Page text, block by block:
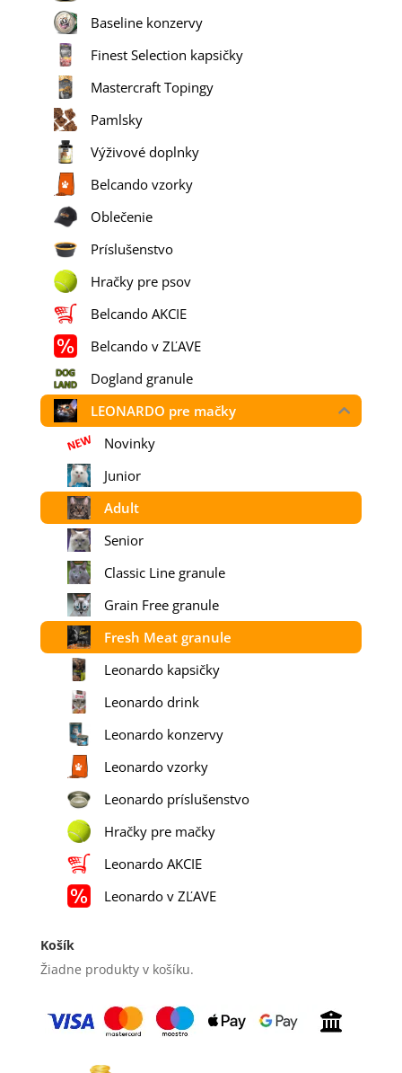
Baseline konzervy
Finest Selection kapsičky
Mastercraft Topingy
Pamlsky
Výživové doplnky
Belcando vzorky
Oblečenie
Príslušenstvo
Hračky pre psov
Belcando AKCIE
Belcando v ZĽAVE
Dogland granule
LEONARDO pre mačky
Novinky
Junior
Adult
Senior
Classic Line granule
Grain Free granule
Fresh Meat granule
Leonardo kapsičky
Leonardo drink
Leonardo konzervy
Leonardo vzorky
Leonardo príslušenstvo
Hračky pre mačky
Leonardo AKCIE
Leonardo v ZĽAVE
Košík
Žiadne produkty v košíku.